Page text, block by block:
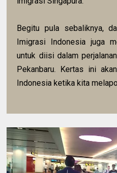
Begitu pula sebaliknya,
Imigrasi Indonesia juga
untuk diisi dalam
Pekanbaru. Kertas ini
Indonesia ketika kita